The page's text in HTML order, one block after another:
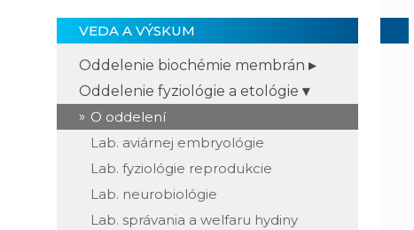
VEDA A VÝSKUM
Oddelenie biochémie membrán
Oddelenie fyziológie a etológie
O oddelení
Lab. aviárnej embryológie
Lab. fyziológie reprodukcie
Lab. neurobiológie
Lab. správania a welfaru hydiny